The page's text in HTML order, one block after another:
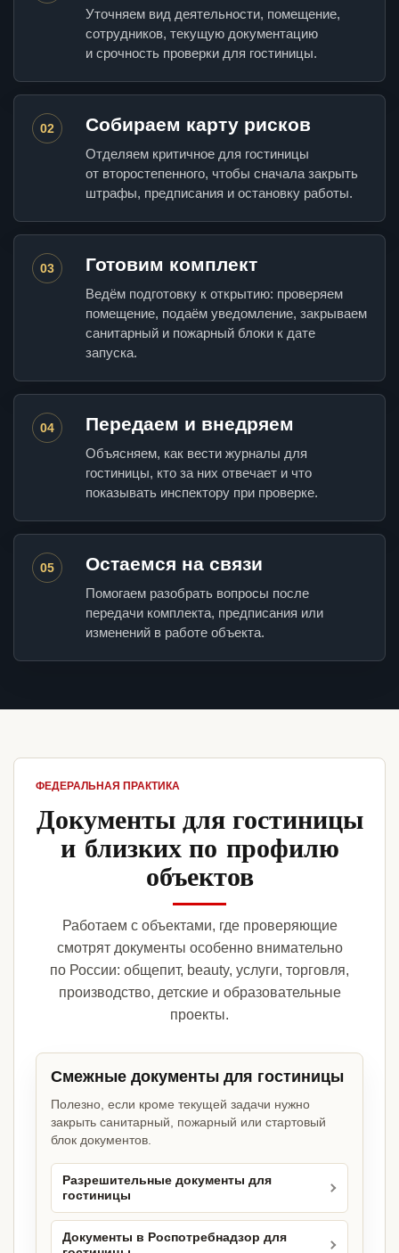
Уточняем вид деятельности, помещение,
сотрудников, текущую документацию
и срочность проверки для гостиницы.
02 Собираем карту рисков
Отделяем критичное для гостиницы
от второстепенного, чтобы сначала закрыть
штрафы, предписания и остановку работы.
03 Готовим комплект
Ведём подготовку к открытию: проверяем
помещение, подаём уведомление, закрываем
санитарный и пожарный блоки к дате
запуска.
04 Передаем и внедряем
Объясняем, как вести журналы для
гостиницы, кто за них отвечает и что
показывать инспектору при проверке.
05 Остаемся на связи
Помогаем разобрать вопросы после
передачи комплекта, предписания или
изменений в работе объекта.
ФЕДЕРАЛЬНАЯ ПРАКТИКА
Документы для гостиницы
и близких по профилю
объектов
Работаем с объектами, где проверяющие
смотрят документы особенно внимательно
по России: общепит, beauty, услуги, торговля,
производство, детские и образовательные
проекты.
Смежные документы для гостиницы
Полезно, если кроме текущей задачи нужно
закрыть санитарный, пожарный или стартовый
блок документов.
Разрешительные документы для
гостиницы
Документы в Роспотребнадзор для